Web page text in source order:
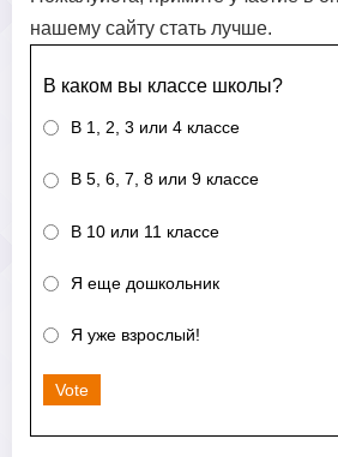
нашему сайту стать лучше.
В каком вы классе школы?
В 1, 2, 3 или 4 классе
В 5, 6, 7, 8 или 9 классе
В 10 или 11 классе
Я еще дошкольник
Я уже взрослый!
Vote